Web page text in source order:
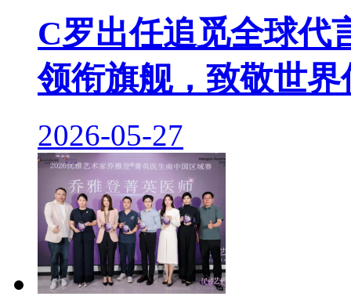
C罗出任追觅全球代
领衔旗舰，致敬世界
2026-05-27